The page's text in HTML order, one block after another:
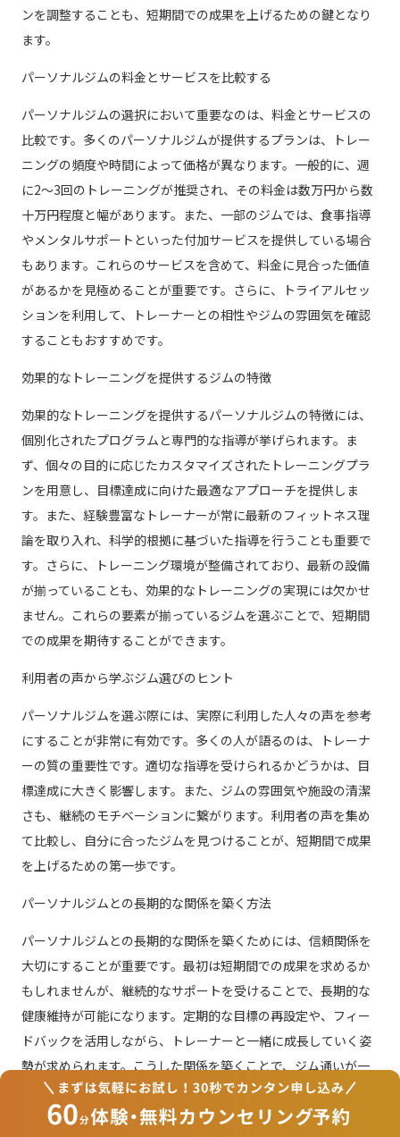
ンを調整することも、短期間での成果を上げるための鍵となり
ます。
パーソナルジムの料金とサービスを比較する
パーソナルジムの選択において重要なのは、料金とサービスの
比較です。多くのパーソナルジムが提供するプランは、トレー
ニングの頻度や時間によって価格が異なります。一般的に、週
に2〜3回のトレーニングが推奨され、その料金は数万円から数
十万円程度と幅があります。また、一部のジムでは、食事指導
やメンタルサポートといった付加サービスを提供している場合
もあります。これらのサービスを含めて、料金に見合った価値
があるかを見極めることが重要です。さらに、トライアルセッ
ションを利用して、トレーナーとの相性やジムの雰囲気を確認
することもおすすめです。
効果的なトレーニングを提供するジムの特徴
効果的なトレーニングを提供するパーソナルジムの特徴には、
個別化されたプログラムと専門的な指導が挙げられます。ま
ず、個々の目的に応じたカスタマイズされたトレーニングプラ
ンを用意し、目標達成に向けた最適なアプローチを提供しま
す。また、経験豊富なトレーナーが常に最新のフィットネス理
論を取り入れ、科学的根拠に基づいた指導を行うことも重要で
す。さらに、トレーニング環境が整備されており、最新の設備
が揃っていることも、効果的なトレーニングの実現には欠かせ
ません。これらの要素が揃っているジムを選ぶことで、短期間
での成果を期待することができます。
利用者の声から学ぶジム選びのヒント
パーソナルジムを選ぶ際には、実際に利用した人々の声を参考
にすることが非常に有効です。多くの人が語るのは、トレーナ
ーの質の重要性です。適切な指導を受けられるかどうかは、目
標達成に大きく影響します。また、ジムの雰囲気や施設の清潔
さも、継続のモチベーションに繋がります。利用者の声を集め
て比較し、自分に合ったジムを見つけることが、短期間で成果
を上げるための第一歩です。
パーソナルジムとの長期的な関係を築く方法
パーソナルジムとの長期的な関係を築くためには、信頼関係を
大切にすることが重要です。最初は短期間での成果を求めるか
もしれませんが、継続的なサポートを受けることで、長期的な
健康維持が可能になります。定期的な目標の再設定や、フィー
ドバックを活用しながら、トレーナーと一緒に成長していく姿
勢が求められます。こうした関係を築くことで、ジム通いが一
時的なものではなく、生活の一部となるでしょう。
理想の体を手に入れるためのパーソナルジム活用ガイド